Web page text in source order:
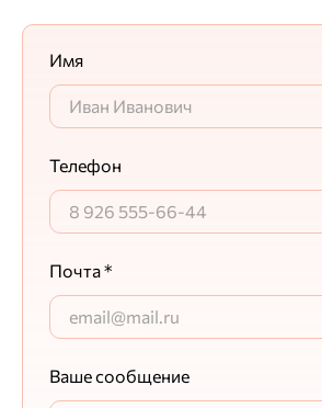
Имя
Телефон
Почта *
Ваше сообщение